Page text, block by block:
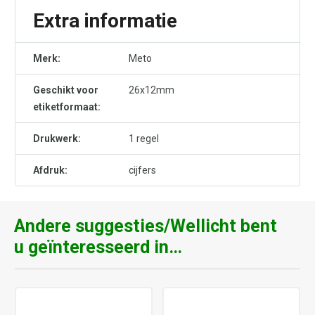
Extra informatie
Merk: Meto
Geschikt voor
etiketformaat:
26x12mm
Drukwerk: 1 regel
Afdruk: cijfers
Andere suggesties/Wellicht bent
u geïnteresseerd in…